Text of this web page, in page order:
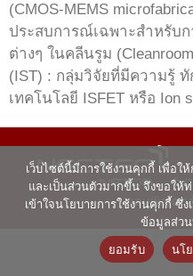
(CMOS-MEMS
ประสบการณ์เฉพาะสำหรับ
ต่างๆ ในคลีนรูม
(IST) : กลุ่มวิจัยที่มีความรู้
เทคโนโลยี ISFET หรือ Ion
© ศู
คอมพิวเตอ
เว็บไซต์นี้มีการใช้งานคุกกี้ เพื่อใ
และเป็นส่วนตัวมากขึ้น จึงขอให้
เข้าใจนโยบายการใช้งานคุกกี้ ซึ่
ข้อมูลส่ว
ยอมรับ
นโ